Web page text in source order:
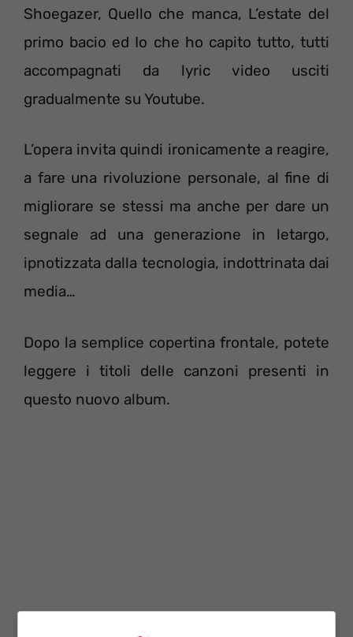
Shoegazer, Quello che manca, L’estate del
primo bacio ed Io che ho capito tutto, tutti
accompagnati da lyric video usciti
gradualmente su Youtube.
L’opera invita quindi ironicamente a reagire,
a fare una rivoluzione personale, al fine di
migliorare se stessi ma anche per dare un
segnale ad una generazione in letargo,
ipnotizzata dalla tecnologia, indottrinata dai
media…
Dopo la semplice copertina frontale, potete
leggere i titoli delle canzoni presenti in
questo nuovo album.